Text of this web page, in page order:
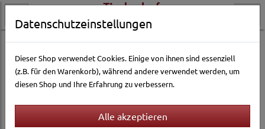
Hundewelt Halsbänder & Leinen
Halsbänder
Lederhalsbänder
Datenschutzeinstellungen
Dieser Shop verwendet Cookies. Einige von ihnen sind essenziell
(z.B. für den Warenkorb), während andere verwendet werden, um
diesen Shop und Ihre Erfahrung zu verbessern.